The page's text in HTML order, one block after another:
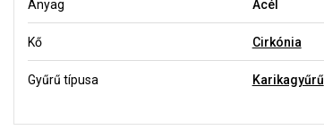
Anyag Acél
Kő Cirkónia
Gyűrű típusa Karikagyűrű